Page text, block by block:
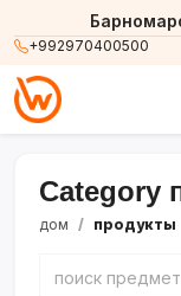
+992970400500
Category
дом продукты